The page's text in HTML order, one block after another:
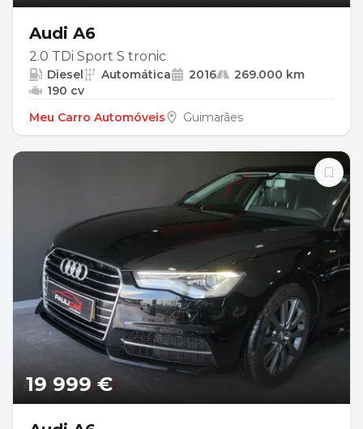
Audi A6
2.0 TDi Sport S tronic
Diesel Automática 2016
269.000 km
190 cv
Meu Carro Automóveis
Guimarães
19 999 €